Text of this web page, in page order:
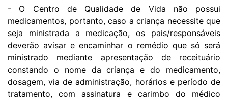
- O Centro de Qualidade de Vida não possui
medicamentos, portanto, caso a criança necessite que
seja ministrada a medicação, os pais/responsáveis
deverão avisar e encaminhar o remédio que só será
ministrado mediante apresentação de receituário
constando o nome da criança e do medicamento,
dosagem, via de administração, horários e período de
tratamento, com assinatura e carimbo do médico